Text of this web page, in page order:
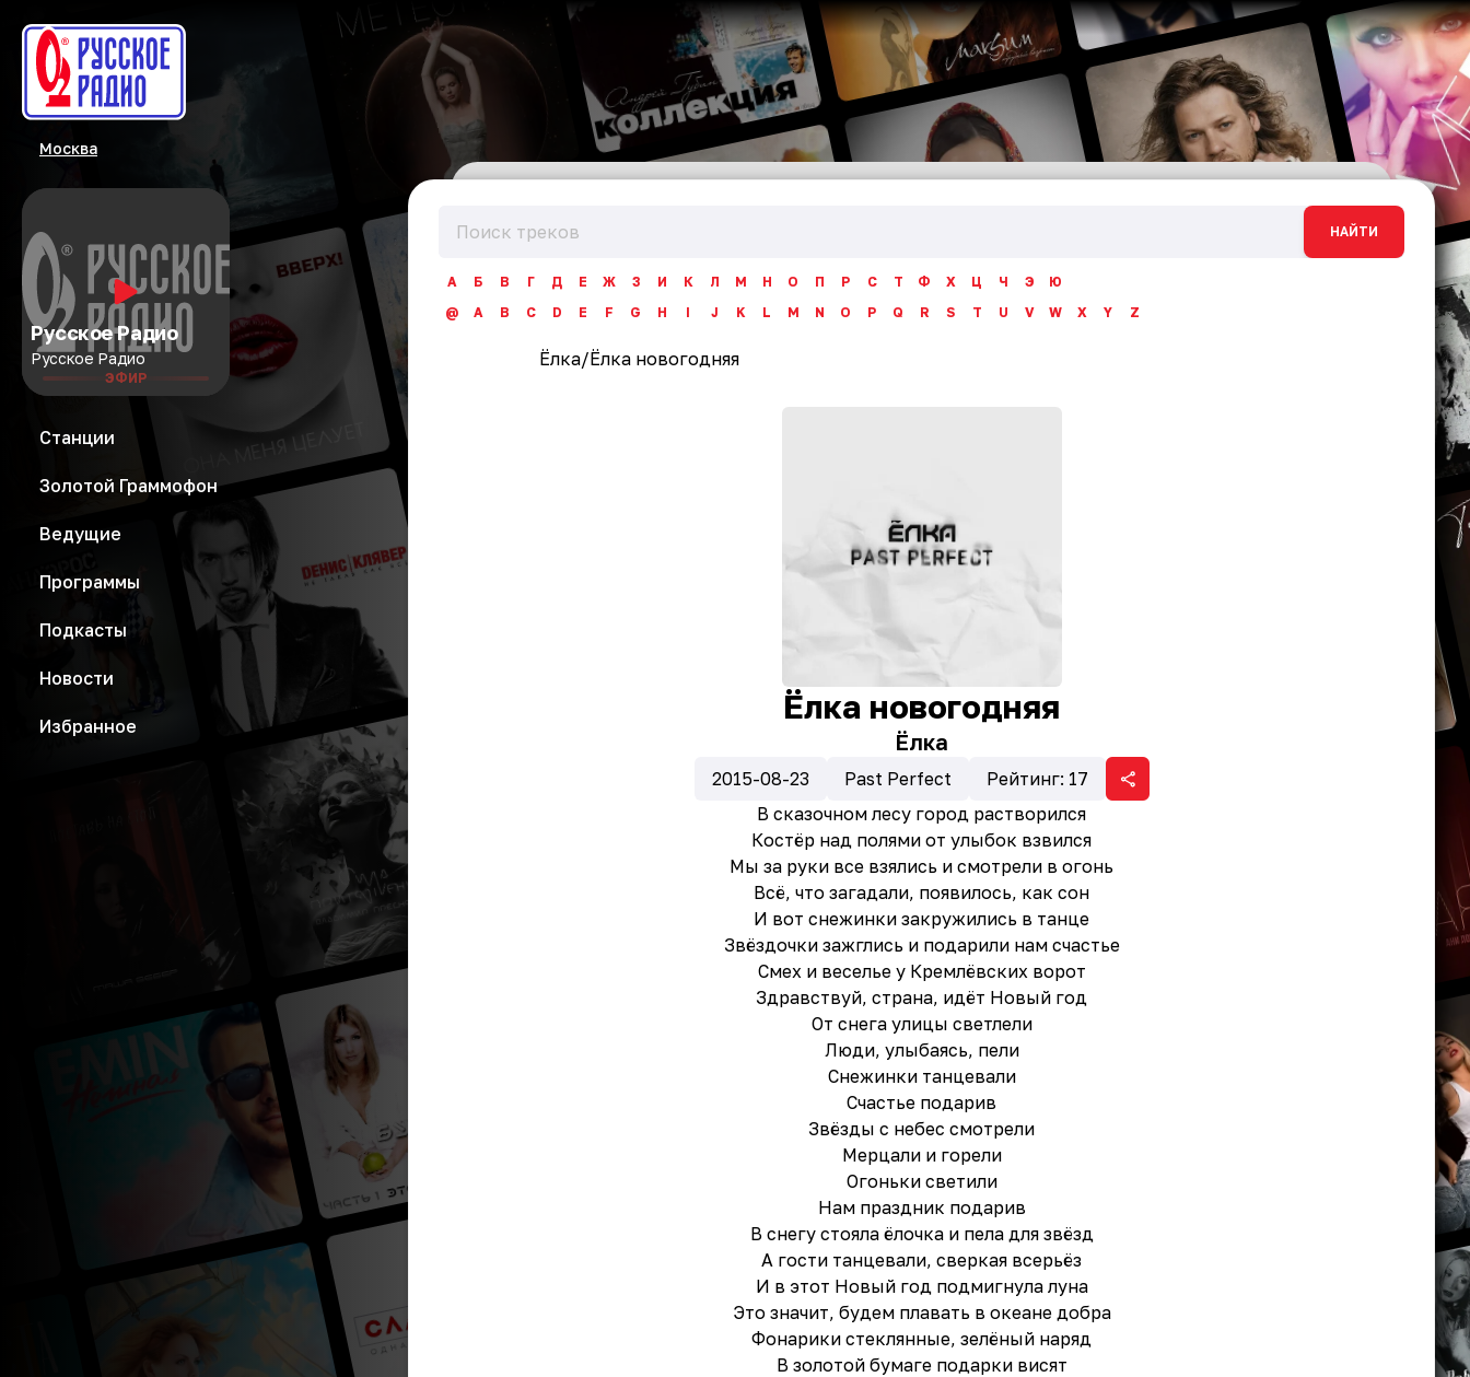
Москва
Русское Радио
Русское Радио
ЭФИР
Станции
Золотой Граммофон
Ведущие
Программы
Подкасты
Новости
Избранное
НАЙТИ
А Б В Г Д Е Ж З И К Л М Н О П Р С Т Ф Х Ц Ч Э
Ю
@
A B C D E F G H I J K L M N O P Q R S T U V W X Y Z
Ёлка/Ёлка новогодняя
Ёлка новогодняя
Ёлка
2015-08-23 Past Perfect Рейтинг: 17
В сказочном лесу город растворился
Костёр над полями от улыбок взвился
Мы за руки все взялись и смотрели в огонь
Всё, что загадали, появилось, как сон
И вот снежинки закружились в танце
Звёздочки зажглись и подарили нам счастье
Смех и веселье у Кремлёвских ворот
Здравствуй, страна, идёт Новый год
От снега улицы светлели
Люди, улыбаясь, пели
Снежинки танцевали
Счастье подарив
Звёзды с небес смотрели
Мерцали и горели
Огоньки светили
Нам праздник подарив
В снегу стояла ёлочка и пела для звёзд
А гости танцевали, сверкая всерьёз
И в этот Новый год подмигнула луна
Это значит, будем плавать в океане добра
Фонарики стеклянные, зелёный наряд
В золотой бумаге подарки висят